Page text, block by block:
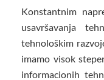
Konstantnim
usavršavanja
tehnološkim
imamo visok
informacionih